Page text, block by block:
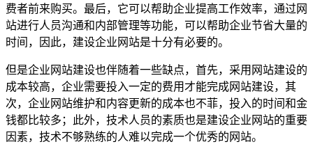
费者前来购买。最后，它可以帮助企业提高工作效率，通过网
站进行人员沟通和内部管理等功能，可以帮助企业节省大量的
时间，因此，建设企业网站是十分有必要的。
但是企业网站建设也伴随着一些缺点，首先，采用网站建设的
成本较高，企业需要投入一定的费用才能完成网站建设，其
次，企业网站维护和内容更新的成本也不菲，投入的时间和金
钱都比较多；此外，技术人员的素质也是建设企业网站的重要
因素，技术不够熟练的人难以完成一个优秀的网站。